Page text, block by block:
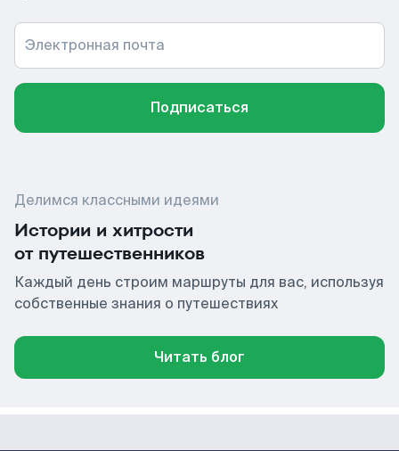
Электронная почта
Подписаться
Делимся классными идеями
Истории и хитрости
от путешественников
Каждый день строим маршруты для вас, используя
собственные знания о путешествиях
Читать блог